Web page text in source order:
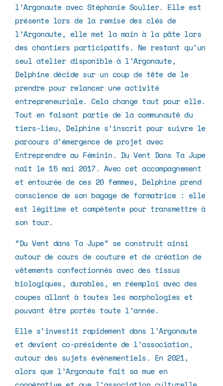
l’Argonauteavec Stéphanie Soulier. Elle est
présente lors de la remise des clés de
l’Argonaute, elle met la main à la pâte lors
des chantiers participatifs. Ne restant qu’un
seul atelier disponible à l’Argonaute,
Delphine décide sur un coup de tête de le
prendre pour relancer une activité
entrepreneuriale. Cela change tout pour elle.
Tout en faisant partie de la communauté du
tiers-lieu, Delphine s’inscrit pour suivre le
parcours d’émergence de projet avec
Entreprendre au Féminin. Du Vent Dans Ta Jupe
naît le 15 mai 2017. Avec cet accompagnement
et entourée de ces 20 femmes, Delphine prend
conscience de son bagage de formatrice : elle
est légitime et compétente pour transmettre à
son tour.
“Du Vent dans Ta Jupe” se construit ainsi
autour de cours de couture et de création de
vêtements confectionnés avec des tissus
biologiques, durables, en réemploi avec des
coupes allant à toutes les morphologies et
pouvant être portés toute l’année.
Elle s’investit rapidement dans l’Argonaute
et devient co-présidente de l’association,
autour des sujets événementiels. En 2021,
alors que l’Argonaute fait sa mue en